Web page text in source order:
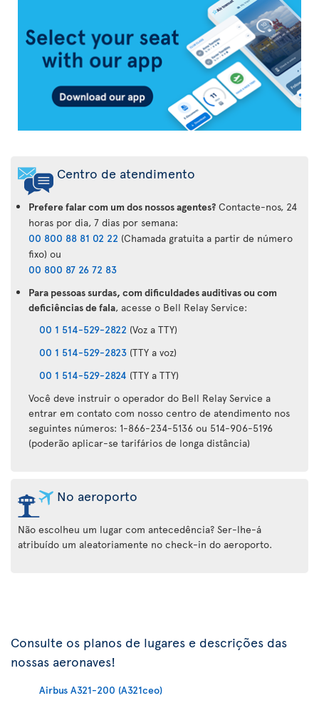
Air
Transat
Centro de atendimento
Prefere falar com um dos nossos agentes? Contacte-nos, 24
horas por dia, 7 dias por semana:
00 800 88 81 02 22 (Chamada gratuita a partir de número
fixo) ou
00 800 87 26 72 83
Para pessoas surdas, com dificuldades auditivas ou com
deficiências de fala, acesse o Bell Relay Service:
00 1 514-529-2822 (Voz a TTY)
00 1 514-529-2823 (TTY a voz)
00 1 514-529-2824 (TTY a TTY)
Você deve instruir o operador do Bell Relay Service a
entrar em contato com nosso centro de atendimento nos
seguintes números: 1-866-234-5136 ou 514-906-5196
(poderão aplicar-se tarifários de longa distância)
No aeroporto
Não escolheu um lugar com antecedência? Ser-lhe-á
atribuído um aleatoriamente no check-in do aeroporto.
Consulte os planos de lugares e descrições das
nossas aeronaves!
Airbus A321-200 (A321ceo)